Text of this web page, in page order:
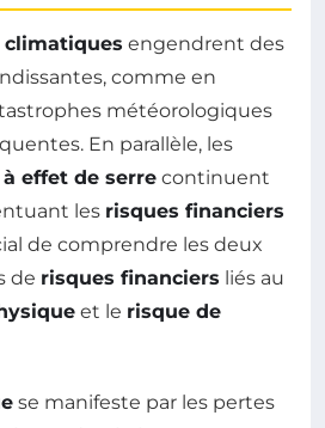
engendrent des
comme en
météorologiques
En parallèle, les
effet de serre continuent
les risques financiers
de comprendre les deux
de risques financiers liés au
et le risque de
se manifeste par les pertes